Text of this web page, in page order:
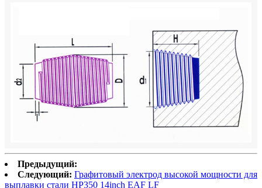
Предыдущий:
Следующий: Графитовый электрод высокой мощности для
выплавки стали HP350 14inch EAF LF